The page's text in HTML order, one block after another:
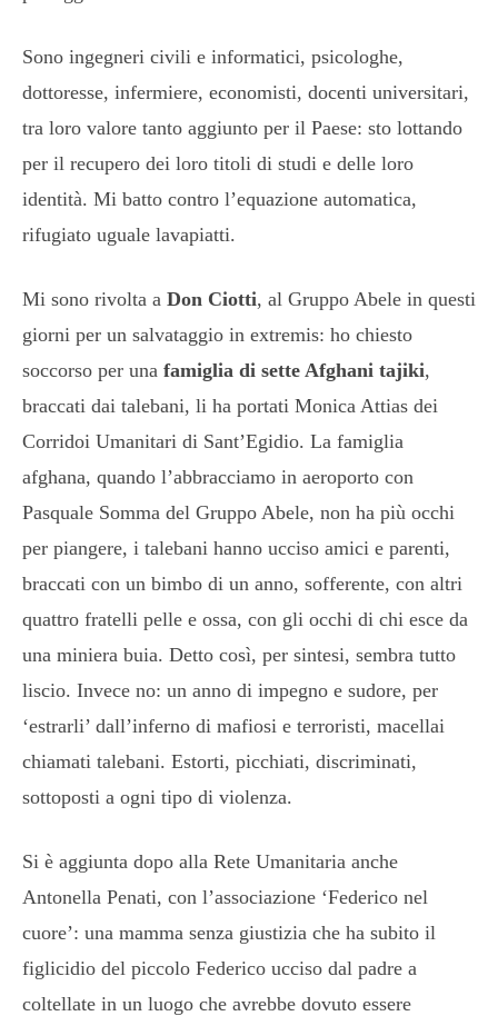
Sono ingegneri civili e informatici, psicologhe,
dottoresse, infermiere, economisti, docenti universitari,
tra loro valore tanto aggiunto per il Paese: sto lottando
per il recupero dei loro titoli di studi e delle loro
identità. Mi batto contro l’equazione automatica,
rifugiato uguale lavapiatti.
Mi sono rivolta a Don Ciotti, al Gruppo Abele in questi
giorni per un salvataggio in extremis: ho chiesto
soccorso per una famiglia di sette Afghani tajiki,
braccati dai talebani, li ha portati Monica Attias dei
Corridoi Umanitari di Sant’Egidio. La famiglia
afghana, quando l’abbracciamo in aeroporto con
Pasquale Somma del Gruppo Abele, non ha più occhi
per piangere, i talebani hanno ucciso amici e parenti,
braccati con un bimbo di un anno, sofferente, con altri
quattro fratelli pelle e ossa, con gli occhi di chi esce da
una miniera buia. Detto così, per sintesi, sembra tutto
liscio. Invece no: un anno di impegno e sudore, per
‘estrarli’ dall’inferno di mafiosi e terroristi, macellai
chiamati talebani. Estorti, picchiati, discriminati,
sottoposti a ogni tipo di violenza.
Si è aggiunta dopo alla Rete Umanitaria anche
Antonella Penati, con l’associazione ‘Federico nel
cuore’: una mamma senza giustizia che ha subito il
figlicidio del piccolo Federico ucciso dal padre a
coltellate in un luogo che avrebbe dovuto essere